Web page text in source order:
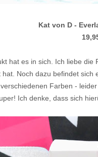
Kat von D -
hat es in sich. Ich liebe
hat. Noch dazu befindet
Farben -
Ich denke, dass sich